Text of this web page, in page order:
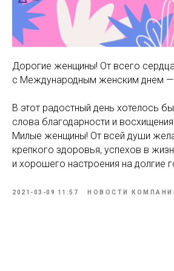
Дорогие женщины! От всего
с Международным женским днем —
В этот радостный день хотелось
слова благодарности и
Милые женщины! От всей души
крепкого здоровья, успехов в
и хорошего настроения на долгие
2021-03-09 11:57 НОВОСТИ